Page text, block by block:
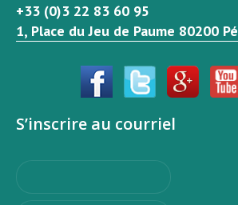
+33 (0)3 22 83 60 95
1, Place du Jeu de Paume 80200
S’inscrire au courriel